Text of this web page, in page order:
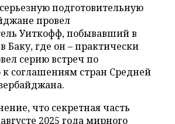
подготовительную
провел
Уиткофф, побывавший в
Баку, где он – практически
серию встреч по
соглашениям стран Средней
что секретная часть
2025 года мирного